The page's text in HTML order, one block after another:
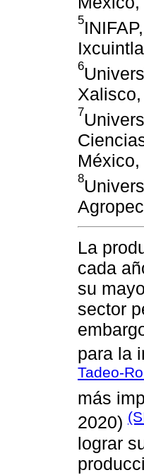
5
6
7
8
La
cada
su
sector
para la
Tadeo-
más
2020)
lograr